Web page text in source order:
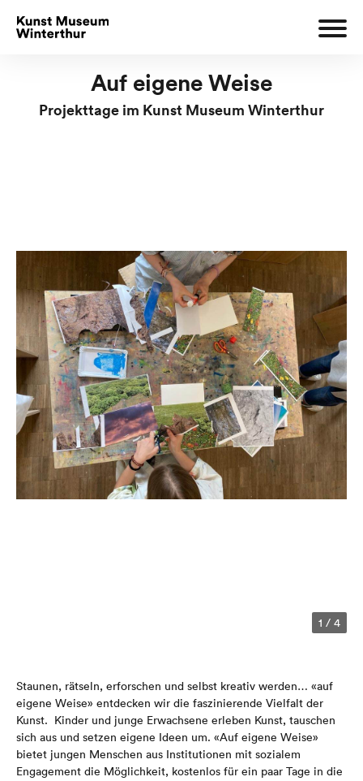
Auf eigene Weise
Projekttage im Kunst Museum Winterthur
1 / 4
Staunen, rätseln, erforschen und selbst kreativ werden… «auf
eigene Weise» entdecken wir die faszinierende Vielfalt der
Kunst. Kinder und junge Erwachsene erleben Kunst, tauschen
sich aus und setzen eigene Ideen um. «Auf eigene Weise»
bietet jungen Menschen aus Institutionen mit sozialem
Engagement die Möglichkeit, kostenlos für ein paar Tage in die